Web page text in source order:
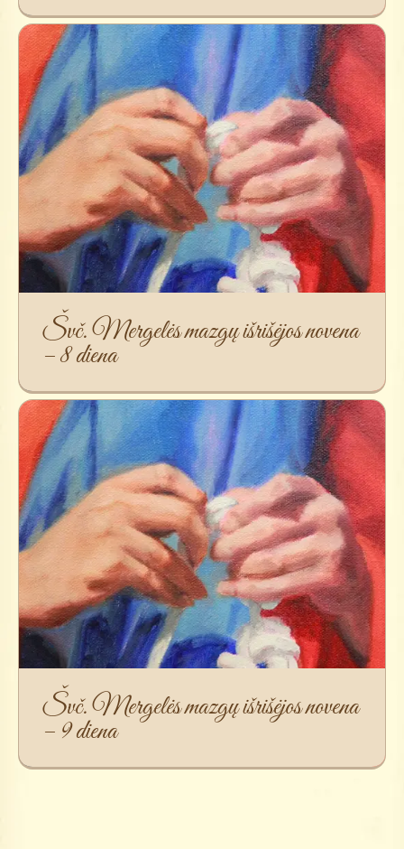
Švč. Mergelės mazgų išrišėjos novena
– 8 diena
Švč. Mergelės mazgų išrišėjos novena
– 8 diena
Švč. Mergelės mazgų išrišėjos novena
– 9 diena
Švč. Mergelės mazgų išrišėjos novena
– 9 diena